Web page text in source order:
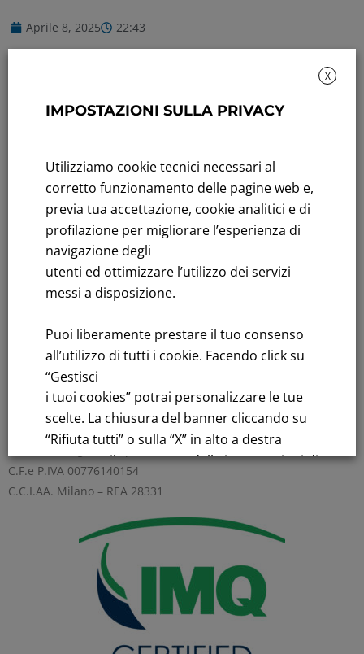
Aprile 8, 2025 22:43
Rendicontazione di sostenibilità
Andamento titolo: Il titolo in Borsa
FNM S.p.A.
Sede in Milano, Piazzale Cadorna, 14
fnm@legalmail.it
Capitale sociale € 230.000.000,00 interamente versato
C.F.e P.IVA 00776140154
C.C.I.AA. Milano – REA 28331
X
IMPOSTAZIONI SULLA PRIVACY
Utilizziamo cookie tecnici necessari al
corretto funzionamento delle pagine web e,
previa tua accettazione, cookie analitici e di
profilazione per migliorare l’esperienza di
navigazione degli
utenti ed ottimizzare l’utilizzo dei servizi
messi a disposizione.
Puoi liberamente prestare il tuo consenso
all’utilizzo di tutti i cookie. Facendo click su
“Gestisci
i tuoi cookies” potrai personalizzare le tue
scelte. La chiusura del banner cliccando su
“Rifiuta tutti” o sulla “X” in alto a destra
comporta il permanere delle impostazioni di
default e la continuazione della navigazione
tracciamento diversi da quelli tecnici.
Per maggiori informazioni consulta la
Informativa sui dati personali e cookie